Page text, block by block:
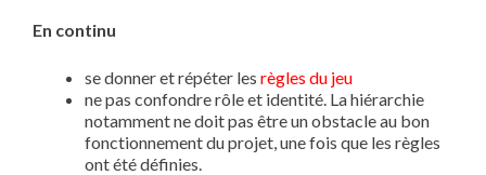
En continu
se donner et répéter les règles du jeu
ne pas confondre rôle et identité. La hiérarchie
notamment ne doit pas être un obstacle au bon
fonctionnement du projet, une fois que les règles
ont été définies.